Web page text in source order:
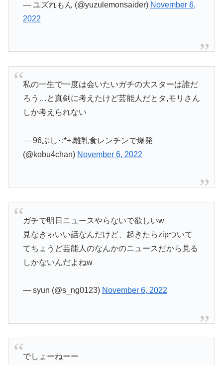
— ユズれもん (@yuzulemonsaider) November 6,
2022
私の一生で一度は会いたいガチの大スターは誰だ
ろう…と真剣に考えたけど芸能人だとタ,モリさん
しか考えられない
— 96ぶし･:*+.離乳食レンチンで爆発
(@kobu4chan) November 6, 2022
ガチで明日ニュースやらないで欲しいw
見なきゃいい話なんだけど、起きたらzipついて
てちょうど芸能人のなんかのニュースだから見る
しかないんだよねw
— syun (@s_ng0123) November 6, 2022
でしょーねーー